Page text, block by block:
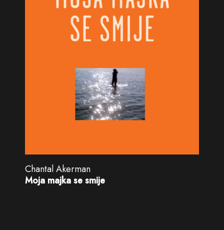
Chantal Akerman
Moja majka se smije